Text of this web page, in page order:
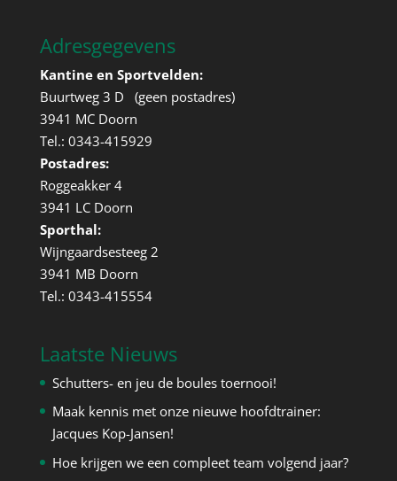
Adresgegevens
Kantine en Sportvelden:
Buurtweg 3 D (geen postadres)
3941 MC Doorn
Tel.: 0343-415929
Postadres:
Roggeakker 4
3941 LC Doorn
Sporthal:
Wijngaardsesteeg 2
3941 MB Doorn
Tel.: 0343-415554
Laatste Nieuws
Schutters- en jeu de boules toernooi!
Maak kennis met onze nieuwe hoofdtrainer:
Jacques Kop-Jansen!
Hoe krijgen we een compleet team volgend jaar?